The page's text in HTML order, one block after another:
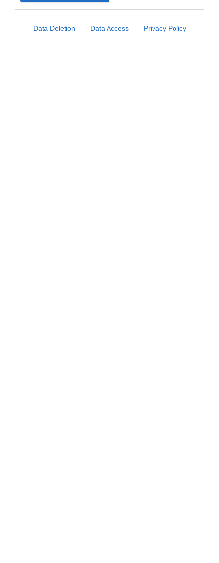
Data Deletion Data Access Privacy Policy